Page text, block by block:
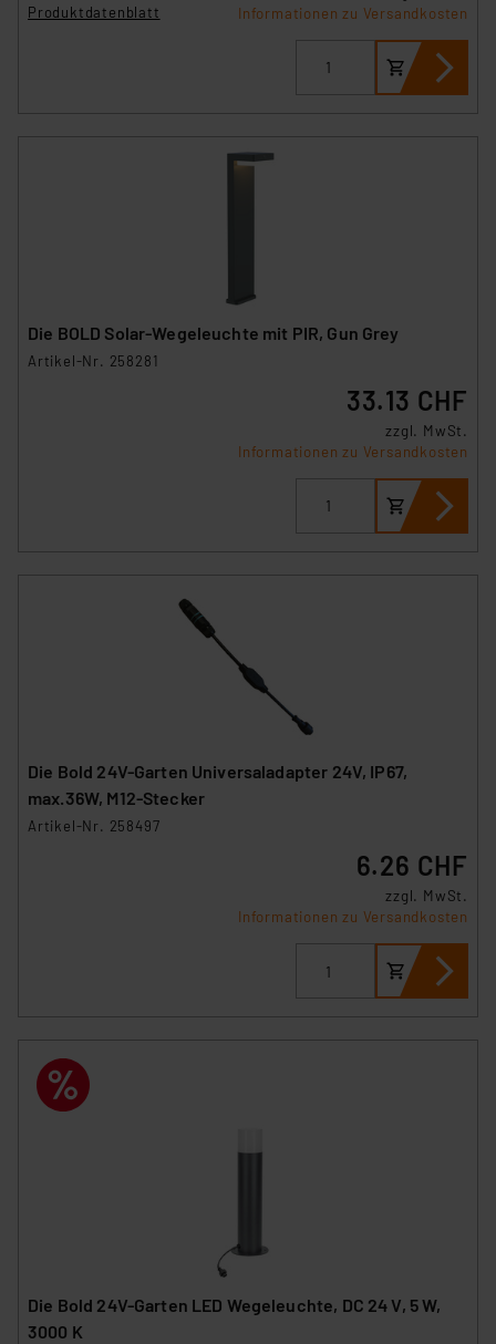
Produktdatenblatt
Informationen zu Versandkosten
Die BOLD Solar-Wegeleuchte mit PIR, Gun Grey
Artikel-Nr. 258281
33.13 CHF
zzgl. MwSt.
Informationen zu Versandkosten
Die Bold 24V-Garten Universaladapter 24V, IP67,
max.36W, M12-Stecker
Artikel-Nr. 258497
6.26 CHF
zzgl. MwSt.
Informationen zu Versandkosten
Die Bold 24V-Garten LED Wegeleuchte, DC 24 V, 5 W,
3000 K